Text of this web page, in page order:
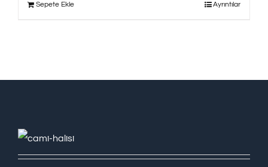
Sepete Ekle Ayrıntılar